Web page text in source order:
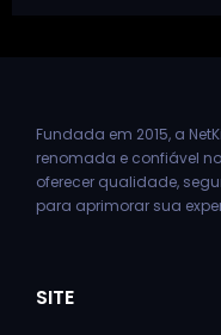
Fundada em 2015, a
renomada e confiável
oferecer qualidade,
para aprimorar sua
SITE